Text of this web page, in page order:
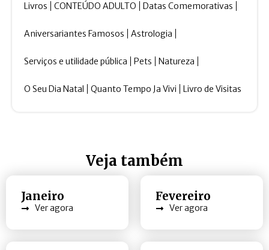
Livros CONTEÚDO ADULTO Datas Comemorativas
Aniversariantes Famosos Astrologia
Serviços e utilidade pública Pets Natureza
O Seu Dia Natal Quanto Tempo Ja Vivi Livro de Visitas
Veja também
Janeiro
Ver agora
Fevereiro
Ver agora